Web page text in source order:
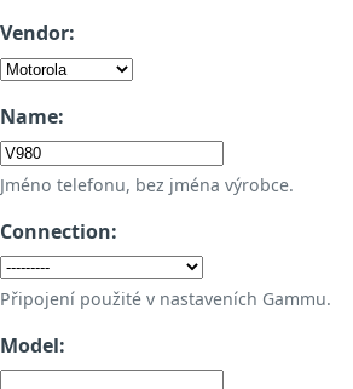
Vendor:
Name:
Jméno telefonu, bez jména výrobce.
Connection:
Připojení použité v nastaveních Gammu.
Model: